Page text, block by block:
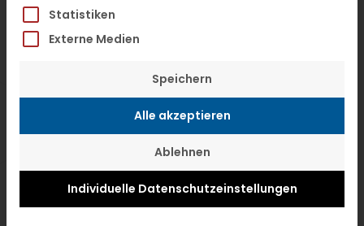
Lanfranco Riva, Mitglied der
Statistiken
Externe Medien
Speichern
Alle akzeptieren
Ablehnen
Individuelle Datenschutzeinstellungen